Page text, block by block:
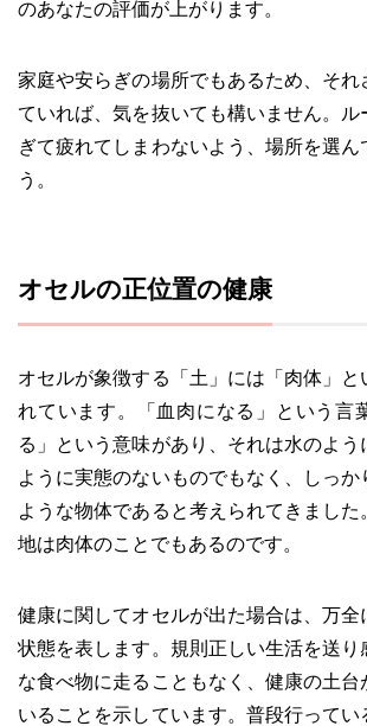
のあなたの評価が上がります。
家庭や安らぎの場所でもあるため、それ
ていれば、気を抜いても構いません。ル
ぎて疲れてしまわないよう、場所を選ん
う。
オセルの正位置の健康
オセルが象徴する「土」には「肉体」と
れています。「血肉になる」という言
る」という意味があり、それは水のよ
ように実態のないものでもなく、しっ
ような物体であると考えられてきました
地は肉体のことでもあるのです。
健康に関してオセルが出た場合は、万全
状態を表します。規則正しい生活を送り
な食べ物に走ることもなく、健康の土台
いることを示しています。普段行って